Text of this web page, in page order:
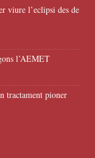
viure l’eclipsi des de
l’AEMET
tractament pioner